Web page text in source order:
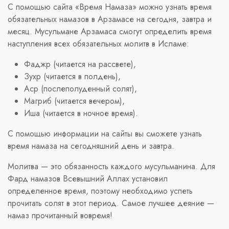
С помощью сайта «Время Намаза» можно узнать время
обязательных намазов в Арзамасе на сегодня, завтра и
месяц. Мусульмане Арзамаса смогут определить время
наступления всех обязательных молитв в Исламе:
Фаджр (читается на рассвете),
Зухр (читается в полдень),
Аср (послеполуденный солят),
Магриб (читается вечером),
Иша (читается в ночное время).
С помощью информации на сайты вы сможете узнать
время намаза на сегодняшний день и завтра.
Молитва — это обязанность каждого мусульманина. Для
Фард намазов Всевышний Аллах установил
определенное время, поэтому необходимо успеть
прочитать солят в этот период. Самое лучшее деяние —
намаз прочитанный вовремя!